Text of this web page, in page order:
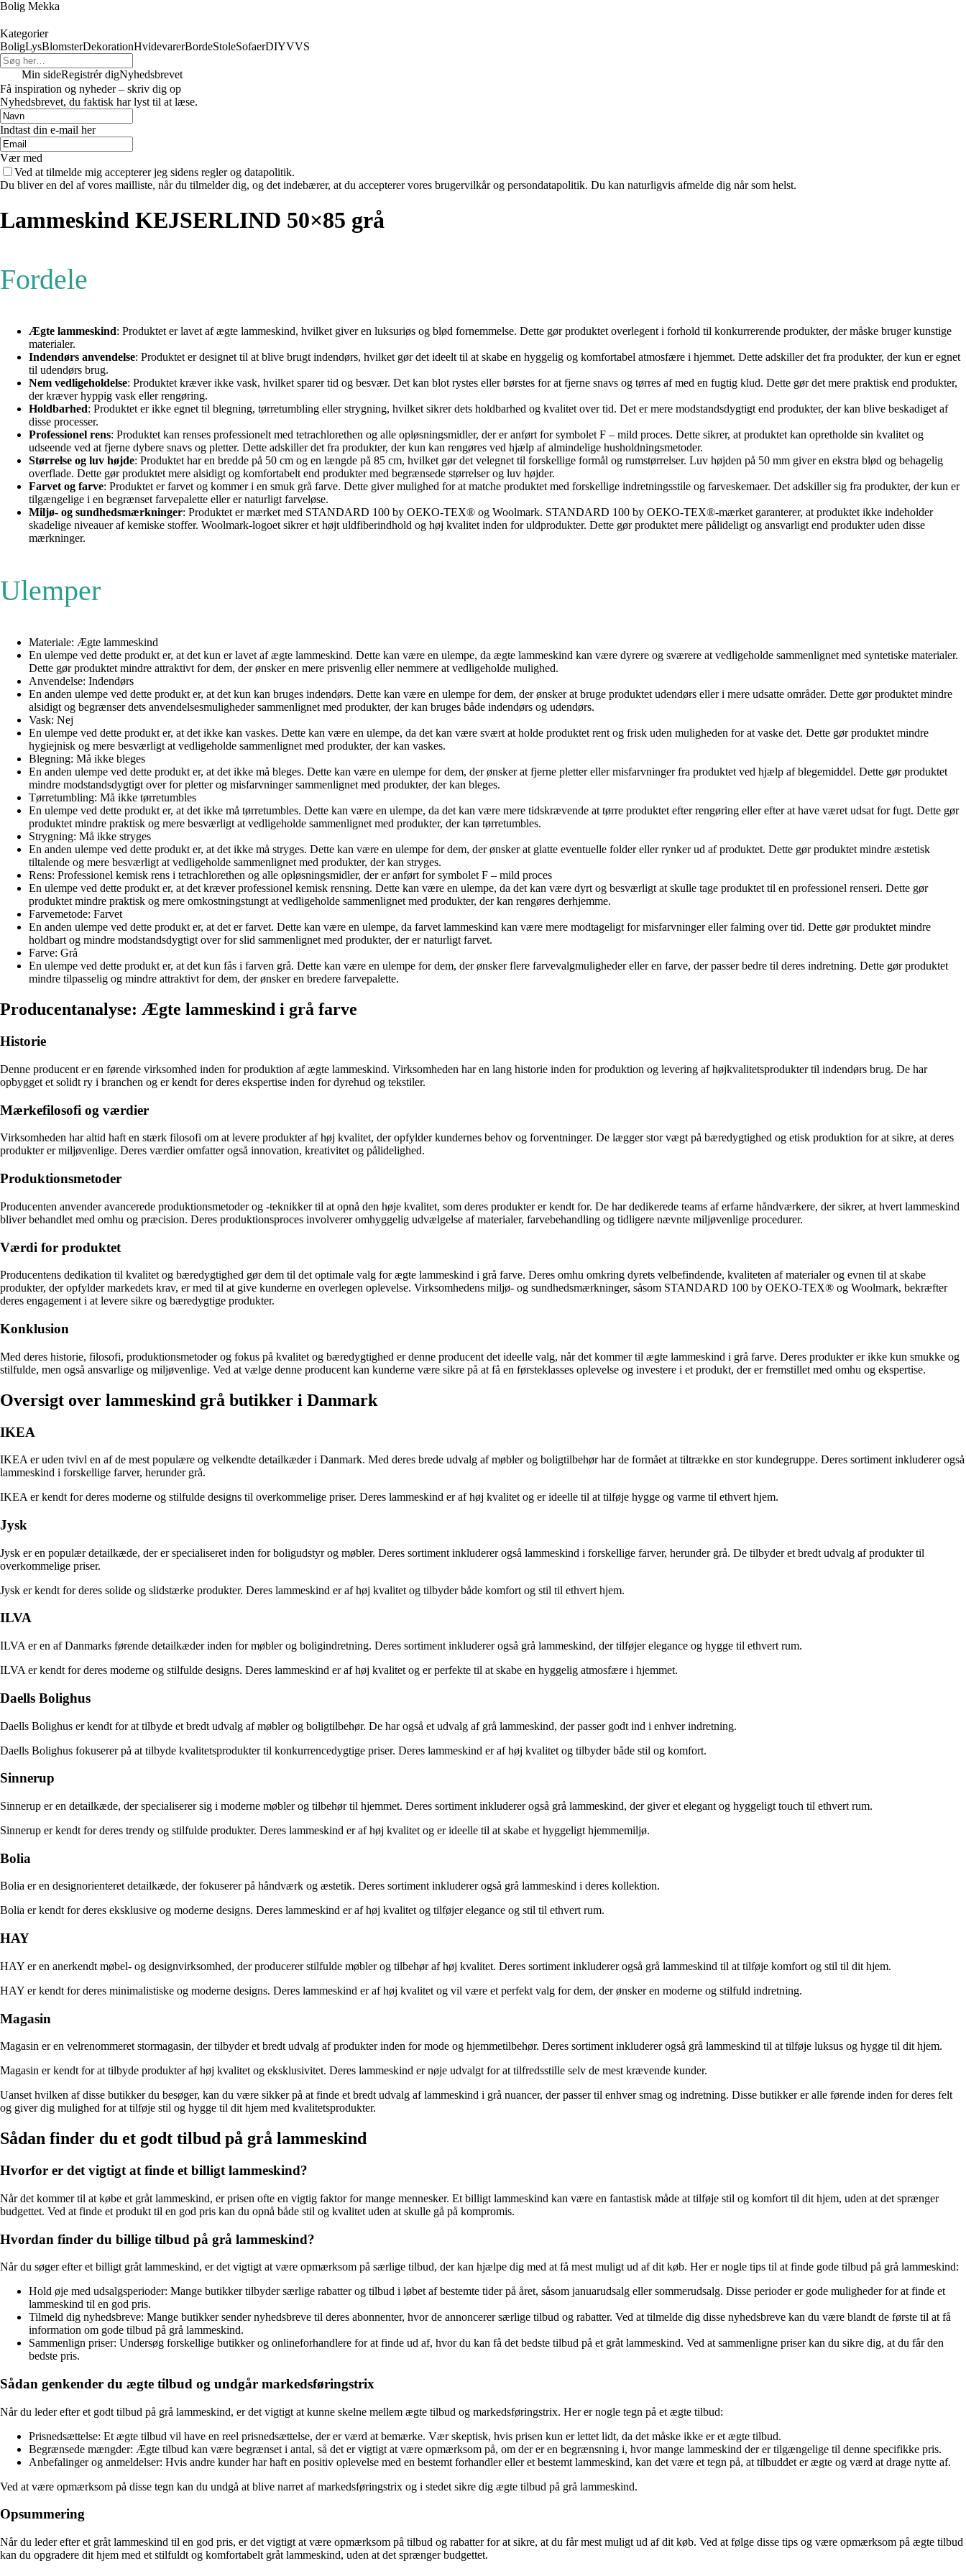
Bolig Mekka
Kategorier
BoligLysBlomsterDekorationHvidevarerBordeStoleSofaerDIYVVS
Min sideRegistrér digNyhedsbrevet
Få inspiration og nyheder – skriv dig op
Nyhedsbrevet, du faktisk har lyst til at læse.
Indtast din e-mail her
Vær med
Ved at tilmelde mig accepterer jeg sidens regler og datapolitik.
Du bliver en del af vores mailliste, når du tilmelder dig, og det indebærer, at du accepterer vores brugervilkår og persondatapolitik. Du kan naturligvis afmelde dig når som helst.
Lammeskind KEJSERLIND 50×85 grå
Fordele
Ægte lammeskind: Produktet er lavet af ægte lammeskind, hvilket giver en luksuriøs og blød fornemmelse. Dette gør produktet overlegent i forhold til konkurrerende produkter, der måske bruger kunstige
materialer.
Indendørs anvendelse: Produktet er designet til at blive brugt indendørs, hvilket gør det ideelt til at skabe en hyggelig og komfortabel atmosfære i hjemmet. Dette adskiller det fra produkter, der kun er egnet
til udendørs brug.
Nem vedligeholdelse: Produktet kræver ikke vask, hvilket sparer tid og besvær. Det kan blot rystes eller børstes for at fjerne snavs og tørres af med en fugtig klud. Dette gør det mere praktisk end produkter,
der kræver hyppig vask eller rengøring.
Holdbarhed: Produktet er ikke egnet til blegning, tørretumbling eller strygning, hvilket sikrer dets holdbarhed og kvalitet over tid. Det er mere modstandsdygtigt end produkter, der kan blive beskadiget af
disse processer.
Professionel rens: Produktet kan renses professionelt med tetrachlorethen og alle opløsningsmidler, der er anført for symbolet F – mild proces. Dette sikrer, at produktet kan opretholde sin kvalitet og
udseende ved at fjerne dybere snavs og pletter. Dette adskiller det fra produkter, der kun kan rengøres ved hjælp af almindelige husholdningsmetoder.
Størrelse og luv højde: Produktet har en bredde på 50 cm og en længde på 85 cm, hvilket gør det velegnet til forskellige formål og rumstørrelser. Luv højden på 50 mm giver en ekstra blød og behagelig
overflade. Dette gør produktet mere alsidigt og komfortabelt end produkter med begrænsede størrelser og luv højder.
Farvet og farve: Produktet er farvet og kommer i en smuk grå farve. Dette giver mulighed for at matche produktet med forskellige indretningsstile og farveskemaer. Det adskiller sig fra produkter, der kun er
tilgængelige i en begrænset farvepalette eller er naturligt farveløse.
Miljø- og sundhedsmærkninger: Produktet er mærket med STANDARD 100 by OEKO-TEX® og Woolmark. STANDARD 100 by OEKO-TEX®-mærket garanterer, at produktet ikke indeholder
skadelige niveauer af kemiske stoffer. Woolmark-logoet sikrer et højt uldfiberindhold og høj kvalitet inden for uldprodukter. Dette gør produktet mere pålideligt og ansvarligt end produkter uden disse
mærkninger.
Ulemper
Materiale: Ægte lammeskind
En ulempe ved dette produkt er, at det kun er lavet af ægte lammeskind. Dette kan være en ulempe, da ægte lammeskind kan være dyrere og sværere at vedligeholde sammenlignet med syntetiske materialer.
Dette gør produktet mindre attraktivt for dem, der ønsker en mere prisvenlig eller nemmere at vedligeholde mulighed.
Anvendelse: Indendørs
En anden ulempe ved dette produkt er, at det kun kan bruges indendørs. Dette kan være en ulempe for dem, der ønsker at bruge produktet udendørs eller i mere udsatte områder. Dette gør produktet mindre
alsidigt og begrænser dets anvendelsesmuligheder sammenlignet med produkter, der kan bruges både indendørs og udendørs.
Vask: Nej
En ulempe ved dette produkt er, at det ikke kan vaskes. Dette kan være en ulempe, da det kan være svært at holde produktet rent og frisk uden muligheden for at vaske det. Dette gør produktet mindre
hygiejnisk og mere besværligt at vedligeholde sammenlignet med produkter, der kan vaskes.
Blegning: Må ikke bleges
En anden ulempe ved dette produkt er, at det ikke må bleges. Dette kan være en ulempe for dem, der ønsker at fjerne pletter eller misfarvninger fra produktet ved hjælp af blegemiddel. Dette gør produktet
mindre modstandsdygtigt over for pletter og misfarvninger sammenlignet med produkter, der kan bleges.
Tørretumbling: Må ikke tørretumbles
En ulempe ved dette produkt er, at det ikke må tørretumbles. Dette kan være en ulempe, da det kan være mere tidskrævende at tørre produktet efter rengøring eller efter at have været udsat for fugt. Dette gør
produktet mindre praktisk og mere besværligt at vedligeholde sammenlignet med produkter, der kan tørretumbles.
Strygning: Må ikke stryges
En anden ulempe ved dette produkt er, at det ikke må stryges. Dette kan være en ulempe for dem, der ønsker at glatte eventuelle folder eller rynker ud af produktet. Dette gør produktet mindre æstetisk
tiltalende og mere besværligt at vedligeholde sammenlignet med produkter, der kan stryges.
Rens: Professionel kemisk rens i tetrachlorethen og alle opløsningsmidler, der er anført for symbolet F – mild proces
En ulempe ved dette produkt er, at det kræver professionel kemisk rensning. Dette kan være en ulempe, da det kan være dyrt og besværligt at skulle tage produktet til en professionel renseri. Dette gør
produktet mindre praktisk og mere omkostningstungt at vedligeholde sammenlignet med produkter, der kan rengøres derhjemme.
Farvemetode: Farvet
En anden ulempe ved dette produkt er, at det er farvet. Dette kan være en ulempe, da farvet lammeskind kan være mere modtageligt for misfarvninger eller falming over tid. Dette gør produktet mindre
holdbart og mindre modstandsdygtigt over for slid sammenlignet med produkter, der er naturligt farvet.
Farve: Grå
En ulempe ved dette produkt er, at det kun fås i farven grå. Dette kan være en ulempe for dem, der ønsker flere farvevalgmuligheder eller en farve, der passer bedre til deres indretning. Dette gør produktet
mindre tilpasselig og mindre attraktivt for dem, der ønsker en bredere farvepalette.
Producentanalyse: Ægte lammeskind i grå farve
Historie
Denne producent er en førende virksomhed inden for produktion af ægte lammeskind. Virksomheden har en lang historie inden for produktion og levering af højkvalitetsprodukter til indendørs brug. De har
opbygget et solidt ry i branchen og er kendt for deres ekspertise inden for dyrehud og tekstiler.
Mærkefilosofi og værdier
Virksomheden har altid haft en stærk filosofi om at levere produkter af høj kvalitet, der opfylder kundernes behov og forventninger. De lægger stor vægt på bæredygtighed og etisk produktion for at sikre, at deres
produkter er miljøvenlige. Deres værdier omfatter også innovation, kreativitet og pålidelighed.
Produktionsmetoder
Producenten anvender avancerede produktionsmetoder og -teknikker til at opnå den høje kvalitet, som deres produkter er kendt for. De har dedikerede teams af erfarne håndværkere, der sikrer, at hvert lammeskind
bliver behandlet med omhu og præcision. Deres produktionsproces involverer omhyggelig udvælgelse af materialer, farvebehandling og tidligere nævnte miljøvenlige procedurer.
Værdi for produktet
Producentens dedikation til kvalitet og bæredygtighed gør dem til det optimale valg for ægte lammeskind i grå farve. Deres omhu omkring dyrets velbefindende, kvaliteten af ​​materialer og evnen til at skabe
produkter, der opfylder markedets krav, er med til at give kunderne en overlegen oplevelse. Virksomhedens miljø- og sundhedsmærkninger, såsom STANDARD 100 by OEKO-TEX® og Woolmark, bekræfter
deres engagement i at levere sikre og bæredygtige produkter.
Konklusion
Med deres historie, filosofi, produktionsmetoder og fokus på kvalitet og bæredygtighed er denne producent det ideelle valg, når det kommer til ægte lammeskind i grå farve. Deres produkter er ikke kun smukke og
stilfulde, men også ansvarlige og miljøvenlige. Ved at vælge denne producent kan kunderne være sikre på at få en førsteklasses oplevelse og investere i et produkt, der er fremstillet med omhu og ekspertise.
Oversigt over lammeskind grå butikker i Danmark
IKEA
IKEA er uden tvivl en af de mest populære og velkendte detailkæder i Danmark. Med deres brede udvalg af møbler og boligtilbehør har de formået at tiltrække en stor kundegruppe. Deres sortiment inkluderer også
lammeskind i forskellige farver, herunder grå.
IKEA er kendt for deres moderne og stilfulde designs til overkommelige priser. Deres lammeskind er af høj kvalitet og er ideelle til at tilføje hygge og varme til ethvert hjem.
Jysk
Jysk er en populær detailkæde, der er specialiseret inden for boligudstyr og møbler. Deres sortiment inkluderer også lammeskind i forskellige farver, herunder grå. De tilbyder et bredt udvalg af produkter til
overkommelige priser.
Jysk er kendt for deres solide og slidstærke produkter. Deres lammeskind er af høj kvalitet og tilbyder både komfort og stil til ethvert hjem.
ILVA
ILVA er en af Danmarks førende detailkæder inden for møbler og boligindretning. Deres sortiment inkluderer også grå lammeskind, der tilføjer elegance og hygge til ethvert rum.
ILVA er kendt for deres moderne og stilfulde designs. Deres lammeskind er af høj kvalitet og er perfekte til at skabe en hyggelig atmosfære i hjemmet.
Daells Bolighus
Daells Bolighus er kendt for at tilbyde et bredt udvalg af møbler og boligtilbehør. De har også et udvalg af grå lammeskind, der passer godt ind i enhver indretning.
Daells Bolighus fokuserer på at tilbyde kvalitetsprodukter til konkurrencedygtige priser. Deres lammeskind er af høj kvalitet og tilbyder både stil og komfort.
Sinnerup
Sinnerup er en detailkæde, der specialiserer sig i moderne møbler og tilbehør til hjemmet. Deres sortiment inkluderer også grå lammeskind, der giver et elegant og hyggeligt touch til ethvert rum.
Sinnerup er kendt for deres trendy og stilfulde produkter. Deres lammeskind er af høj kvalitet og er ideelle til at skabe et hyggeligt hjemmemiljø.
Bolia
Bolia er en designorienteret detailkæde, der fokuserer på håndværk og æstetik. Deres sortiment inkluderer også grå lammeskind i deres kollektion.
Bolia er kendt for deres eksklusive og moderne designs. Deres lammeskind er af høj kvalitet og tilføjer elegance og stil til ethvert rum.
HAY
HAY er en anerkendt møbel- og designvirksomhed, der producerer stilfulde møbler og tilbehør af høj kvalitet. Deres sortiment inkluderer også grå lammeskind til at tilføje komfort og stil til dit hjem.
HAY er kendt for deres minimalistiske og moderne designs. Deres lammeskind er af høj kvalitet og vil være et perfekt valg for dem, der ønsker en moderne og stilfuld indretning.
Magasin
Magasin er en velrenommeret stormagasin, der tilbyder et bredt udvalg af produkter inden for mode og hjemmetilbehør. Deres sortiment inkluderer også grå lammeskind til at tilføje luksus og hygge til dit hjem.
Magasin er kendt for at tilbyde produkter af høj kvalitet og eksklusivitet. Deres lammeskind er nøje udvalgt for at tilfredsstille selv de mest krævende kunder.
Uanset hvilken af ​​disse butikker du besøger, kan du være sikker på at finde et bredt udvalg af lammeskind i grå nuancer, der passer til enhver smag og indretning. Disse butikker er alle førende inden for deres felt
og giver dig mulighed for at tilføje stil og hygge til dit hjem med kvalitetsprodukter.
Sådan finder du et godt tilbud på grå lammeskind
Hvorfor er det vigtigt at finde et billigt lammeskind?
Når det kommer til at købe et gråt lammeskind, er prisen ofte en vigtig faktor for mange mennesker. Et billigt lammeskind kan være en fantastisk måde at tilføje stil og komfort til dit hjem, uden at det sprænger
budgettet. Ved at finde et produkt til en god pris kan du opnå både stil og kvalitet uden at skulle gå på kompromis.
Hvordan finder du billige tilbud på grå lammeskind?
Når du søger efter et billigt gråt lammeskind, er det vigtigt at være opmærksom på særlige tilbud, der kan hjælpe dig med at få mest muligt ud af dit køb. Her er nogle tips til at finde gode tilbud på grå lammeskind:
Hold øje med udsalgsperioder: Mange butikker tilbyder særlige rabatter og tilbud i løbet af bestemte tider på året, såsom januarudsalg eller sommerudsalg. Disse perioder er gode muligheder for at finde et
lammeskind til en god pris.
Tilmeld dig nyhedsbreve: Mange butikker sender nyhedsbreve til deres abonnenter, hvor de annoncerer særlige tilbud og rabatter. Ved at tilmelde dig disse nyhedsbreve kan du være blandt de første til at få
information om gode tilbud på grå lammeskind.
Sammenlign priser: Undersøg forskellige butikker og onlineforhandlere for at finde ud af, hvor du kan få det bedste tilbud på et gråt lammeskind. Ved at sammenligne priser kan du sikre dig, at du får den
bedste pris.
Sådan genkender du ægte tilbud og undgår markedsføringstrix
Når du leder efter et godt tilbud på grå lammeskind, er det vigtigt at kunne skelne mellem ægte tilbud og markedsføringstrix. Her er nogle tegn på et ægte tilbud:
Prisnedsættelse: Et ægte tilbud vil have en reel prisnedsættelse, der er værd at bemærke. Vær skeptisk, hvis prisen kun er lettet lidt, da det måske ikke er et ægte tilbud.
Begrænsede mængder: Ægte tilbud kan være begrænset i antal, så det er vigtigt at være opmærksom på, om der er en begrænsning i, hvor mange lammeskind der er tilgængelige til denne specifikke pris.
Anbefalinger og anmeldelser: Hvis andre kunder har haft en positiv oplevelse med en bestemt forhandler eller et bestemt lammeskind, kan det være et tegn på, at tilbuddet er ægte og værd at drage nytte af.
Ved at være opmærksom på disse tegn kan du undgå at blive narret af markedsføringstrix og i stedet sikre dig ægte tilbud på grå lammeskind.
Opsummering
Når du leder efter et gråt lammeskind til en god pris, er det vigtigt at være opmærksom på tilbud og rabatter for at sikre, at du får mest muligt ud af dit køb. Ved at følge disse tips og være opmærksom på ægte tilbud
kan du opgradere dit hjem med et stilfuldt og komfortabelt gråt lammeskind, uden at det sprænger budgettet.